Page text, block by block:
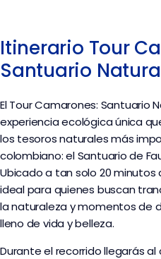
Itinerario Tour
Santuario
El Tour Camarones: Santuario
experiencia ecológica única
los tesoros naturales más
colombiano: el Santuario de
Ubicado a tan solo 20
ideal para quienes buscan
la naturaleza y momentos de
lleno de vida y belleza.
Durante el recorrido llegarás